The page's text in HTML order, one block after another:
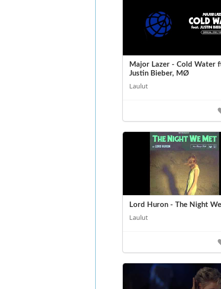
Major Lazer - Cold Water
Justin Bieber, MØ
Laulut
Lord Huron - The Night
Laulut